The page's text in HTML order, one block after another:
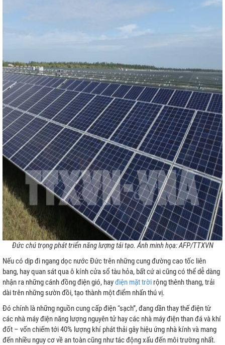
Lưới
Đức chú trọng phát triển năng lượng tái tạo. Ảnh minh họa: AFP/TTXVN
Nếu có dịp đi ngang dọc nước Đức trên những cung đường cao tốc liên
bang, hay quan sát qua ô kính cửa sổ tàu hỏa, bất cứ ai cũng có thể dễ dàng
nhận ra những cánh đồng điện gió, hayđiện mặt trời rộng thênh thang, trải
dài trên những sườn đồi, tạo thành một điểm nhấn thú vị.
Đó chính là những nguồn cung cấp điện “sạch”, đang dần thay thế điện từ
các nhà máy điện năng lượng nguyên tử hay các nhà máy điện than đá và khí
đốt – vốn chiếm tới 40% lượng khí phát thải gây hiệu ứng nhà kính và mang
đến nhiều nguy cơ về an toàn cũng như tác động xấu đến môi trường nhất.